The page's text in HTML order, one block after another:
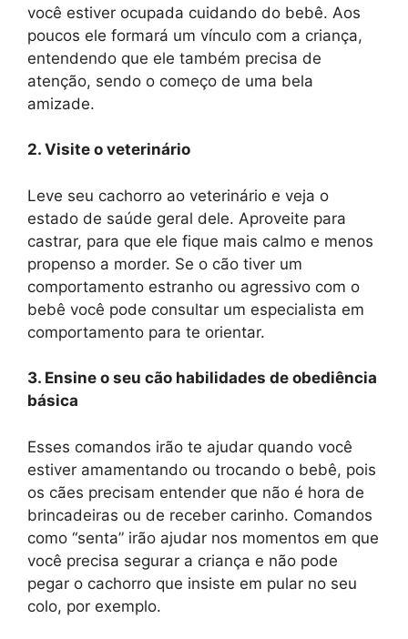
você estiver ocupada cuidando do bebê. Aos
poucos ele formará um vínculo com a criança,
entendendo que ele também precisa de
atenção, sendo o começo de uma bela
amizade.
2. Visite o veterinário
Leve seu cachorro ao veterinário e veja o
estado de saúde geral dele. Aproveite para
castrar, para que ele fique mais calmo e menos
propenso a morder. Se o cão tiver um
comportamento estranho ou agressivo com o
bebê você pode consultar um especialista em
comportamento para te orientar.
3. Ensine o seu cão habilidades de obediência
básica
Esses comandos irão te ajudar quando você
estiver amamentando ou trocando o bebê, pois
os cães precisam entender que não é hora de
brincadeiras ou de receber carinho. Comandos
como “senta” irão ajudar nos momentos em que
você precisa segurar a criança e não pode
pegar o cachorro que insiste em pular no seu
colo, por exemplo.